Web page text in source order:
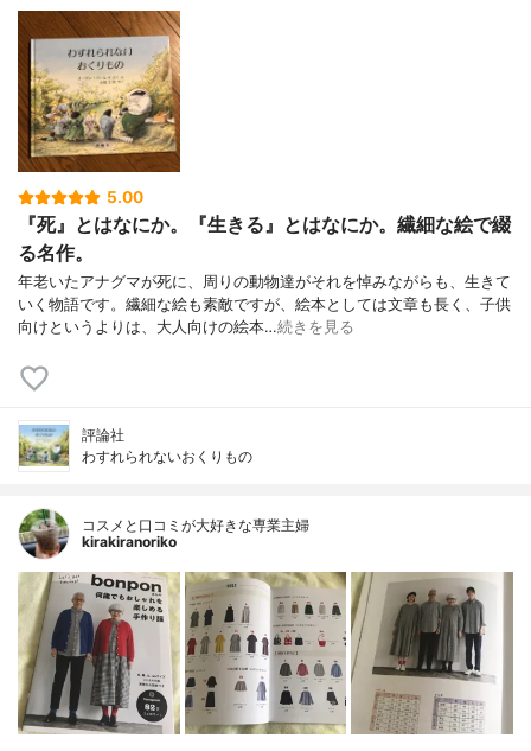
5.00
『死』とはなにか。『生きる』とはなにか。繊細な絵で綴
る名作。
年老いたアナグマが死に、周りの動物達がそれを悼みながらも、生きて
いく物語です。繊細な絵も素敵ですが、絵本としては文章も長く、子供
向けというよりは、大人向けの絵本…続きを見る
評論社
わすれられないおくりもの
コスメと口コミが大好きな専業主婦
kirakiranoriko